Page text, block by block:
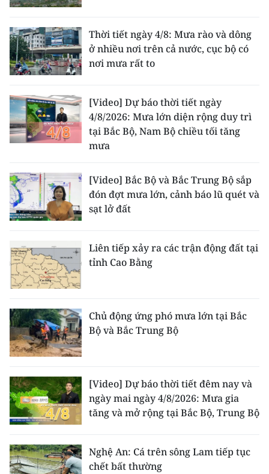
Thời tiết ngày 4/8: Mưa rào và dông
ở nhiều nơi trên cả nước, cục bộ có
nơi mưa rất to
[Video] Dự báo thời tiết ngày
4/8/2026: Mưa lớn diện rộng duy trì
tại Bắc Bộ, Nam Bộ chiều tối tăng
mưa
[Video] Bắc Bộ và Bắc Trung Bộ sắp
đón đợt mưa lớn, cảnh báo lũ quét và
sạt lở đất
Liên tiếp xảy ra các trận động đất tại
tỉnh Cao Bằng
Chủ động ứng phó mưa lớn tại Bắc
Bộ và Bắc Trung Bộ
[Video] Dự báo thời tiết đêm nay và
ngày mai ngày 4/8/2026: Mưa gia
tăng và mở rộng tại Bắc Bộ, Trung Bộ
Nghệ An: Cá trên sông Lam tiếp tục
chết bất thường